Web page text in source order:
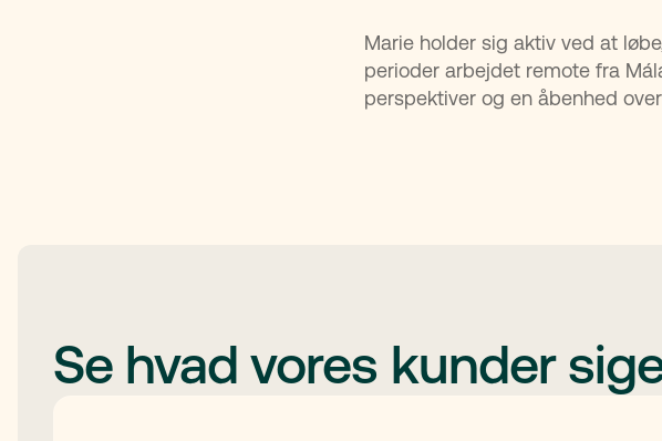
Marie holder sig aktiv ved at
perioder arbejdet remote fra
perspektiver og en åbenhed
Se hvad vores kunder